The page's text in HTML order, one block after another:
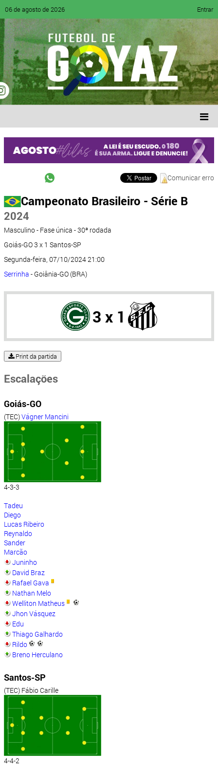
06 de agosto de 2026 Entrar
Comunicar erro
Campeonato Brasileiro - Série B
2024
Masculino - Fase única - 30ª rodada
Goiás-GO 3 x 1 Santos-SP
Segunda-feira, 07/10/2024 21:00
Serrinha - Goiânia-GO (BRA)
3 x 1
Print da partida
Escalações
Goiás-GO
(TEC)Vágner Mancini
4-3-3
Tadeu
Diego
Lucas Ribeiro
Reynaldo
Sander
Marcão
Juninho
David Braz
Rafael Gava
Nathan Melo
Welliton Matheus
Jhon Vásquez
Edu
Thiago Galhardo
Rildo
Breno Herculano
Santos-SP
(TEC) Fábio Carille
4-4-2